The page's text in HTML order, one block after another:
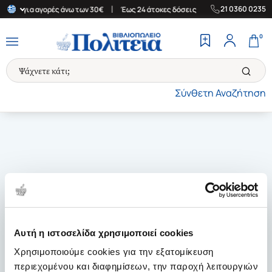
Αυτή η ιστοσελίδα χρησιμοποιεί cookies
Χρησιμοποιούμε cookies για την εξατομίκευση
περιεχομένου και διαφημίσεων, την παροχή λειτουργιών
για αγορές άνω των 30€ | Έως 24 άτοκες δόσεις | Δωρεάν
21 0360 0235
Σύνθετη Αναζήτηση
0